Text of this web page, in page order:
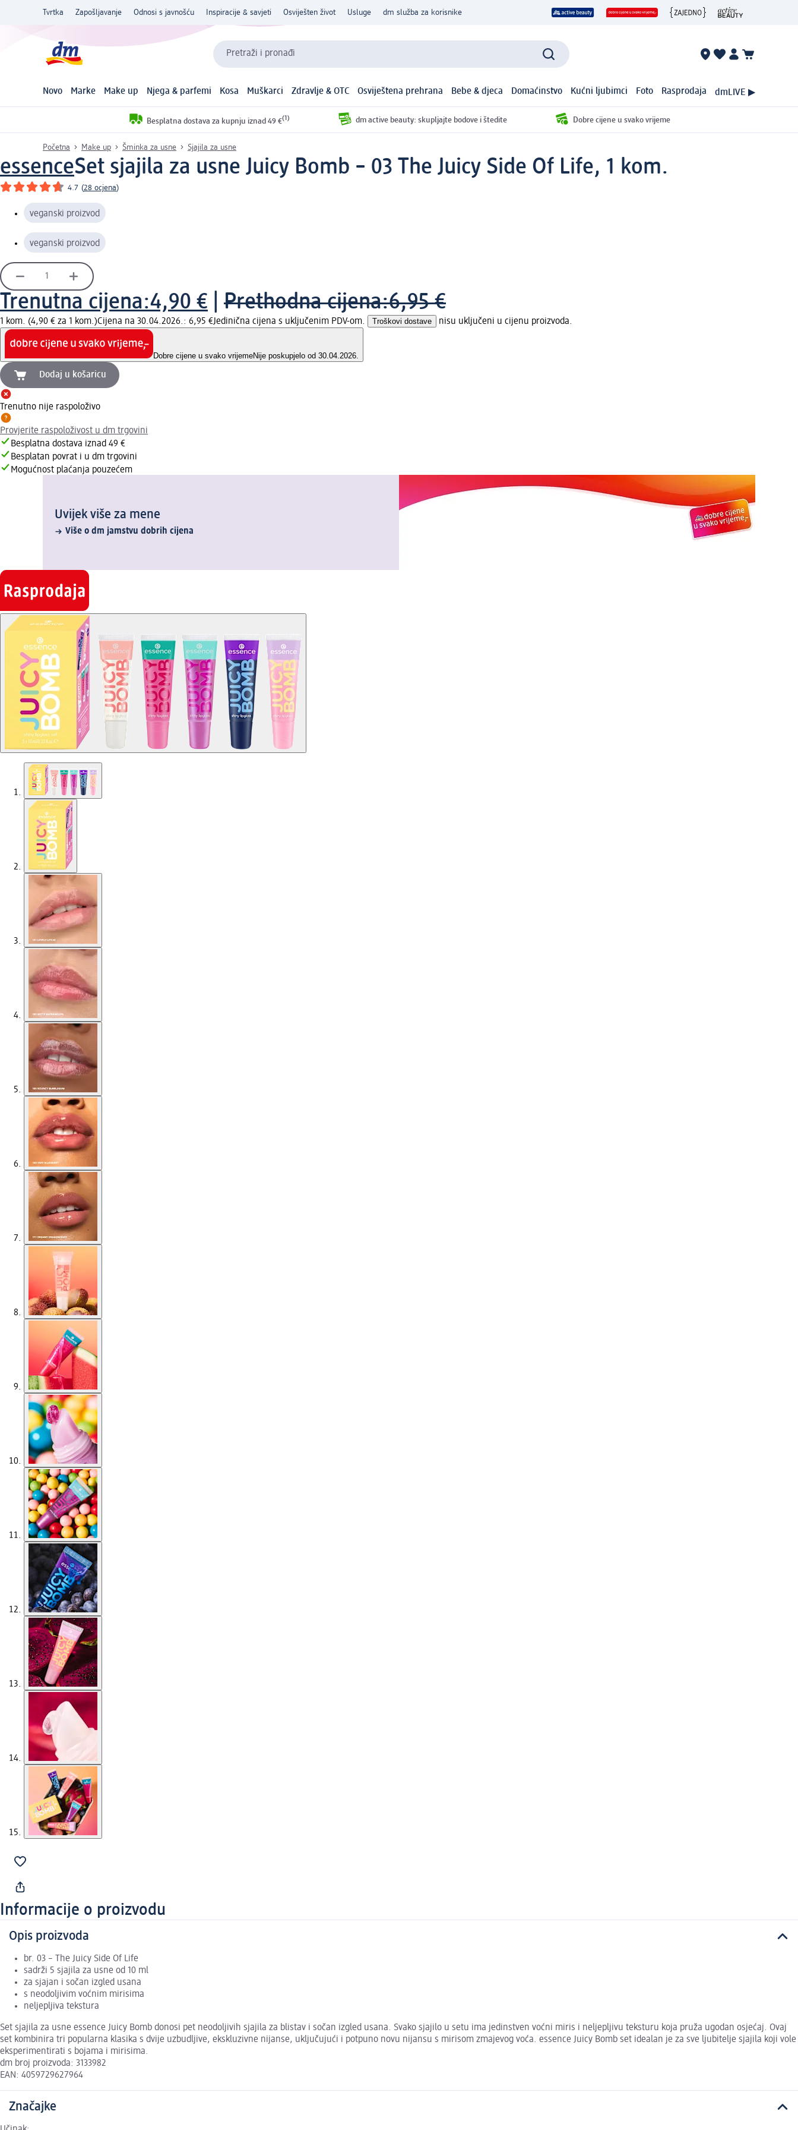
Tvrtka Zapošljavanje Odnosi s javnošću Inspiracije & savjeti Osviješten život Usluge dm služba za korisnike
Pretraži i pronađi
Novo Marke Make up Njega & parfemi Kosa Muškarci Zdravlje & OTC Osviještena prehrana Bebe & djeca Domaćinstvo Kućni ljubimci Foto Rasprodaja dmLIVE ▶
Besplatna dostava za kupnju iznad 49 €(1) dm active beauty: skupljajte bodove i štedite Dobre cijene u svako vrijeme
Početna Make up Šminka za usne Sjajila za usne
essenceSet sjajila za usne Juicy Bomb – 03 The Juicy Side Of Life, 1 kom.
4.7 (28 ocjena)
veganski proizvod
veganski proizvod
Trenutna cijena:4,90 € Prethodna cijena:6,95 €
1 kom. (4,90 € za 1 kom.)Cijena na 30.04.2026.: 6,95 €Jedinična cijena s uključenim PDV-om. Troškovi dostave nisu uključeni u cijenu proizvoda.
Dobre cijene u svako vrijemeNije poskupjelo od 30.04.2026.
Dodaj u košaricu
Trenutno nije raspoloživo
Provjerite raspoloživost u dm trgovini
Besplatna dostava iznad 49 €
Besplatan povrat i u dm trgovini
Mogućnost plaćanja pouzećem
Uvijek više za mene
Više o dm jamstvu dobrih cijena
Informacije o proizvodu
Opis proizvoda
br. 03 – The Juicy Side Of Life
sadrži 5 sjajila za usne od 10 ml
za sjajan i sočan izgled usana
s neodoljivim voćnim mirisima
neljepljiva tekstura
Set sjajila za usne essence Juicy Bomb donosi pet neodoljivih sjajila za blistav i sočan izgled usana. Svako sjajilo u setu ima jedinstven voćni miris i neljepljivu teksturu koja pruža ugodan osjećaj. Ovaj
set kombinira tri popularna klasika s dvije uzbudljive, ekskluzivne nijanse, uključujući i potpuno novu nijansu s mirisom zmajevog voća. essence Juicy Bomb set idealan je za sve ljubitelje sjajila koji vole
eksperimentirati s bojama i mirisima.
dm broj proizvoda: 3133982
EAN: 4059729627964
Značajke